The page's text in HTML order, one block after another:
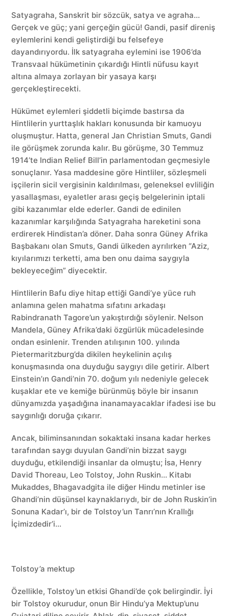
Satyagraha, Sanskrit bir sözcük, satya ve agraha…
Gerçek ve güç; yani gerçeğin gücü! Gandi, pasif direniş
eylemlerini kendi geliştirdiği bu felsefeye
dayandırıyordu. İlk satyagraha eylemini ise 1906’da
Transvaal hükümetinin çıkardığı Hintli nüfusu kayıt
altına almaya zorlayan bir yasaya karşı
gerçekleştirecekti.
Hükümet eylemleri şiddetli biçimde bastırsa da
Hintlilerin yurttaşlık hakları konusunda bir kamuoyu
oluşmuştur. Hatta, general Jan Christian Smuts, Gandi
ile görüşmek zorunda kalır. Bu görüşme, 30 Temmuz
1914’te Indian Relief Bill’in parlamentodan geçmesiyle
sonuçlanır. Yasa maddesine göre Hintliler, sözleşmeli
işçilerin sicil vergisinin kaldırılması, geleneksel evliliğin
yasallaşması, eyaletler arası geçiş belgelerinin iptali
gibi kazanımlar elde ederler. Gandi de edinilen
kazanımlar karşılığında Satyagraha hareketini sona
erdirerek Hindistan’a döner. Daha sonra Güney Afrika
Başbakanı olan Smuts, Gandi ülkeden ayrılırken “Aziz,
kıyılarımızı terketti, ama ben onu daima saygıyla
bekleyeceğim” diyecektir.
Hintlilerin Bafu diye hitap ettiği Gandi’ye yüce ruh
anlamına gelen mahatma sıfatını arkadaşı
Rabindranath Tagore’un yakıştırdığı söylenir. Nelson
Mandela, Güney Afrika’daki özgürlük mücadelesinde
ondan esinlenir. Trenden atılışının 100. yılında
Pietermaritzburg’da dikilen heykelinin açılış
konuşmasında ona duyduğu saygıyı dile getirir. Albert
Einstein’ın Gandi’nin 70. doğum yılı nedeniyle gelecek
kuşaklar ete ve kemiğe bürünmüş böyle bir insanın
dünyamızda yaşadığına inanamayacaklar ifadesi ise bu
saygınlığı doruğa çıkarır.
Ancak, biliminsanından sokaktaki insana kadar herkes
tarafından saygı duyulan Gandi’nin bizzat saygı
duyduğu, etkilendiği insanlar da olmuştu; İsa, Henry
David Thoreau, Leo Tolstoy, John Ruskin… Kitabı
Mukaddes, Bhagavadgita ile diğer Hindu metinler ise
Ghandi’nin düşünsel kaynaklarıydı, bir de John Ruskin’in
Sonuna Kadar’ı, bir de Tolstoy’un Tanrı’nın Krallığı
İçimizdedir’i…
Tolstoy’a mektup
Özellikle, Tolstoy’un etkisi Ghandi’de çok belirgindir. İyi
bir Tolstoy okurudur, onun Bir Hindu’ya Mektup’unu